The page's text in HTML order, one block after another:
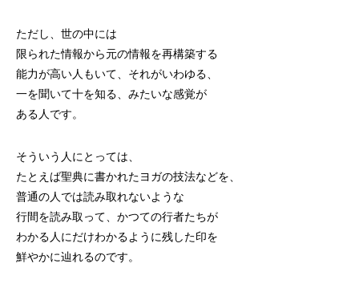
ただし、世の中には
限られた情報から元の情報を再構築する
能力が高い人もいて、それがいわゆる、
一を聞いて十を知る、みたいな感覚が
ある人です。
そういう人にとっては、
たとえば聖典に書かれたヨガの技法などを、
普通の人では読み取れないような
行間を読み取って、かつての行者たちが
わかる人にだけわかるように残した印を
鮮やかに辿れるのです。